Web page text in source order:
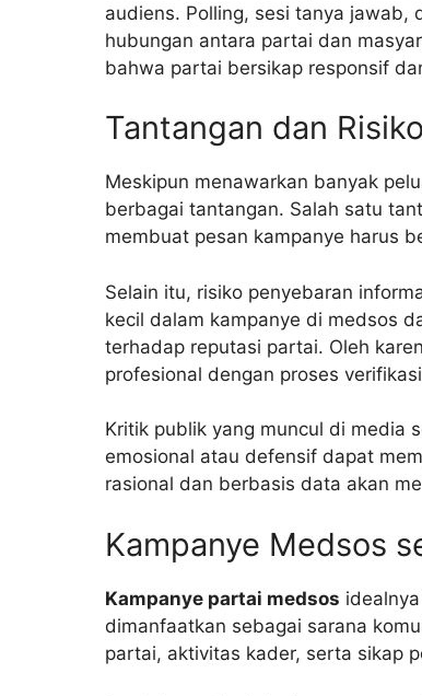
audiens. Polling, sesi tanya jawab,
hubungan antara partai dan
bahwa partai bersikap responsif
Tantangan dan
Meskipun menawarkan banyak
berbagai tantangan. Salah satu
membuat pesan kampanye harus
Selain itu, risiko penyebaran
kecil dalam kampanye di medsos
terhadap reputasi partai. Oleh
profesional dengan proses
Kritik publik yang muncul di media
emosional atau defensif dapat
rasional dan berbasis data akan
Kampanye Medsos
Kampanye partai medsos
dimanfaatkan sebagai sarana
partai, aktivitas kader, serta sikap